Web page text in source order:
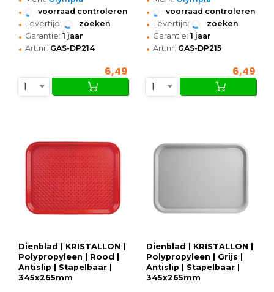
• voorraad controleren
• Levertijd: zoeken
• Garantie: 1 jaar
• Art.nr: GAS-DP214
6,49
1
• voorraad controleren
• Levertijd: zoeken
• Garantie: 1 jaar
• Art.nr: GAS-DP215
6,49
1
Dienblad | KRISTALLON |
Polypropyleen | Rood |
Antislip | Stapelbaar |
345x265mm
Dienblad | KRISTALLON |
Polypropyleen | Grijs |
Antislip | Stapelbaar |
345x265mm